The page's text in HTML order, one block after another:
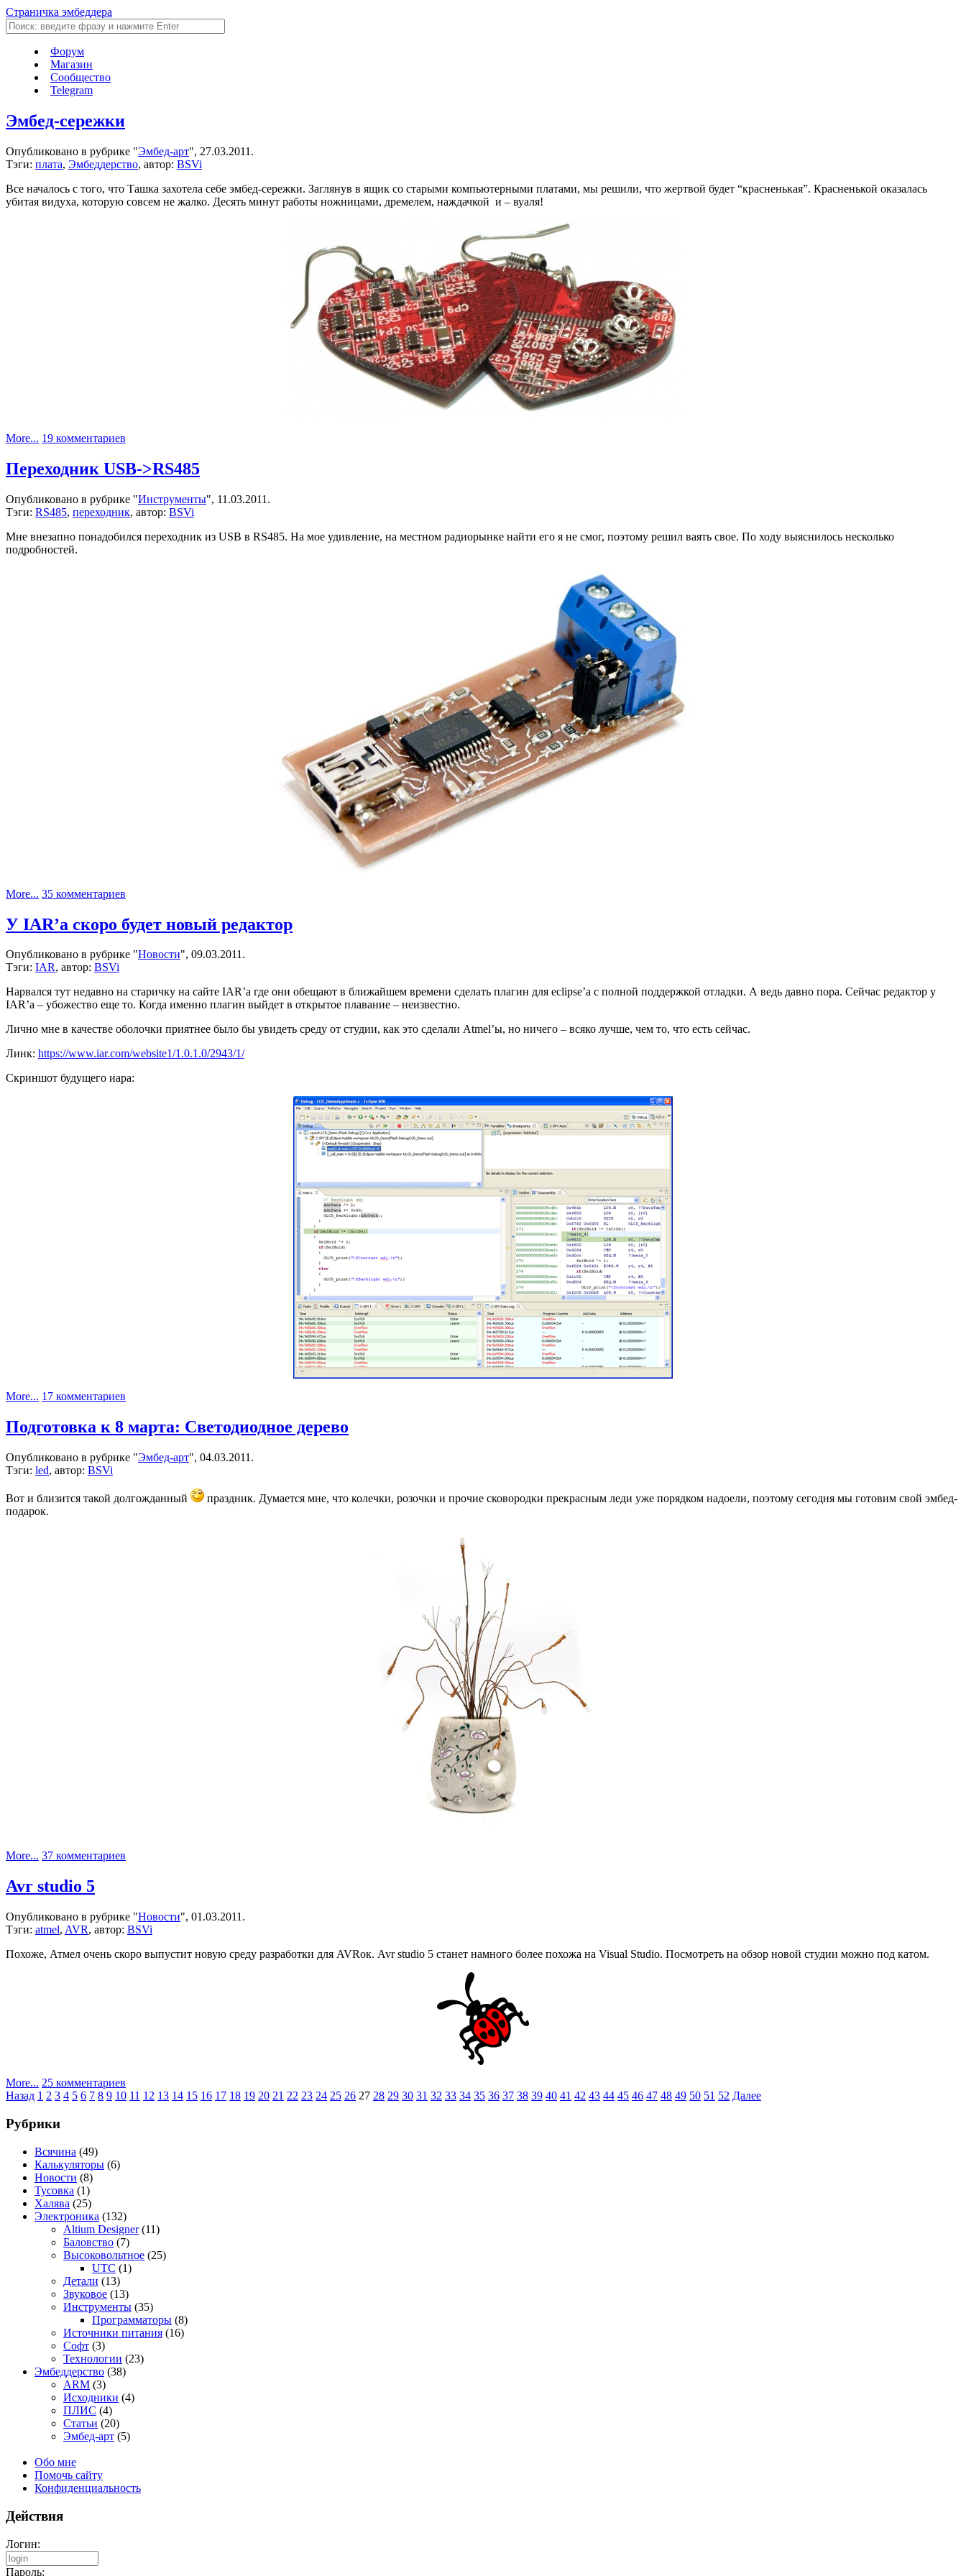
Страничка эмбеддера
Форум
Магазин
Сообщество
Telegram
Эмбед-сережки
Опубликовано в рубрике "Эмбед-арт", 27.03.2011.
Тэги: плата, Эмбеддерство, автор: BSVi
Все началось с того, что Ташка захотела себе эмбед-сережки. Заглянув в ящик со старыми компьютерными платами, мы решили, что жертвой будет “красненькая”. Красненькой оказалась
убитая видуха, которую совсем не жалко. Десять минут работы ножницами, дремелем, наждачкой и – вуаля!
More... 19 комментариев
Эмбед-
сережки
Переходник USB->RS485
Опубликовано в рубрике "Инструменты", 11.03.2011.
Тэги: RS485, переходник, автор: BSVi
Мне внезапно понадобился переходник из USB в RS485. На мое удивление, на местном радиорынке найти его я не смог, поэтому решил ваять свое. По ходу выяснилось несколько
подробностей.
More... 35 комментариев
Переходник
USB-
У IAR’а скоро будет новый редактор
Опубликовано в рубрике "Новости", 09.03.2011.
Тэги: IAR, автор: BSVi
Нарвался тут недавно на старичку на сайте IAR’а где они обещают в ближайшем времени сделать плагин для eclipse’а с полной поддержкой отладки. А ведь давно пора. Сейчас редактор у
IAR’а – убожество еще то. Когда именно плагин выйдет в открытое плавание – неизвестно.
Лично мне в качестве оболочки приятнее было бы увидеть среду от студии, как это сделали Atmel’ы, но ничего – всяко лучше, чем то, что есть сейчас.
Линк: https://www.iar.com/website1/1.0.1.0/2943/1/
Скриншот будущего иара:
More... 17 комментариев
У
IAR’а
будет
Подготовка к 8 марта: Светодиодное дерево
Опубликовано в рубрике "Эмбед-арт", 04.03.2011.
Тэги: led, автор: BSVi
Вот и близится такой долгожданный
праздник. Думается мне, что колечки, розочки и прочие сковородки прекрасным леди уже порядком надоели, поэтому сегодня мы готовим свой эмбед-
подарок.
More... 37 комментариев
марта:
Светодиодное
Avr studio 5
Опубликовано в рубрике "Новости", 01.03.2011.
Тэги: atmel, AVR, автор: BSVi
Похоже, Атмел очень скоро выпустит новую среду разработки для AVRок. Avr studio 5 станет намного более похожа на Visual Studio. Посмотреть на обзор новой студии можно под катом.
More... 25 комментариев
записи
Пагинация
записей
Назад 1 2 3 4 5 6 7 8 9 10 11 12 13 14 15 16 17 18 19 20 21 22 23 24 25 26 27 28 29 30 31 32 33 34 35 36 37 38 39 40 41 42 43 44 45 46 47 48 49 50 51 52 Далее
Рубрики
Всячина (49)
Калькуляторы (6)
Новости (8)
Тусовка (1)
Халява (25)
Электроника (132)
Altium Designer(11)
Баловство (7)
Высоковольтное (25)
UTC (1)
Детали (13)
Звуковое (13)
Инструменты (35)
Программаторы (8)
Источники питания (16)
Софт (3)
Технологии (23)
Эмбеддерство (38)
ARM (3)
Исходники (4)
ПЛИС (4)
Статьи (20)
Эмбед-арт (5)
Обо мне
Помочь сайту
Конфиденциальность
Действия
Логин:
Пароль: